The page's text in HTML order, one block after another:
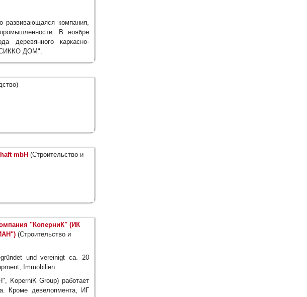
компания,
В ноябре
деревянного каркасно-
ДОМ".
mbH (Строительство и
"КоперниК" (ИК
(Строительство и
und vereinigt ca. 20
Immobilien.
KoperniK Group) работает
Кроме девелопмента, ИГ